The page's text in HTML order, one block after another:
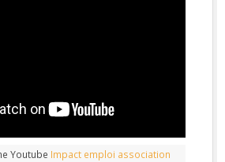
Youtube Impact emploi association